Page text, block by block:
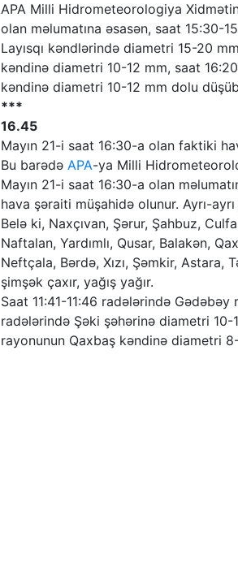
APA Milli Hidrometeorologiya
olan məlumatına əsasən, saat 15:30-
Layısqı kəndlərində diametri 15-20
kəndinə diametri 10-12 mm, saat
kəndinə diametri 10-12 mm dolu
***
16.45
Mayın 21-i saat 16:30-a olan faktiki
Bu barədə APA-ya Milli
Mayın 21-i saat 16:30-a olan
hava şəraiti müşahidə olunur. Ayrı-
Belə ki, Naxçıvan, Şərur, Şahbuz,
Naftalan, Yardımlı, Qusar, Balakən,
Neftçala, Bərdə, Xızı, Şəmkir, Astara,
şimşək çaxır, yağış yağır.
Saat 11:41-11:46 radələrində
radələrində Şəki şəhərinə diametri
rayonunun Qaxbaş kəndinə diametri